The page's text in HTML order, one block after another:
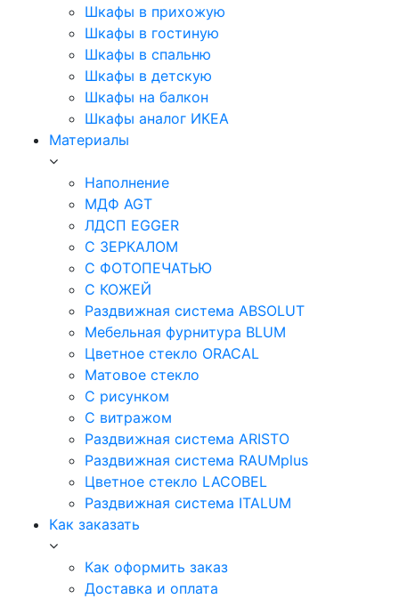
Шкафы в прихожую
Шкафы в гостиную
Шкафы в спальню
Шкафы в детскую
Шкафы на балкон
Шкафы аналог ИКЕА
Материалы
Наполнение
МДФ AGT
ЛДСП EGGER
С ЗЕРКАЛОМ
С ФОТОПЕЧАТЬЮ
С КОЖЕЙ
Раздвижная система ABSOLUT
Мебельная фурнитура BLUM
Цветное стекло ORACAL
Матовое стекло
C рисунком
C витражом
Раздвижная система ARISTO
Раздвижная система RAUMplus
Цветное стекло LACOBEL
Раздвижная система ITALUM
Как заказать
Как оформить заказ
Доставка и оплата